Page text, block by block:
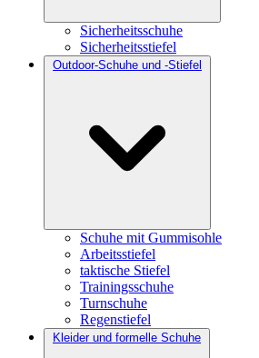
Sicherheitsschuhe
Sicherheitsstiefel
Outdoor-Schuhe und -Stiefel
Schuhe mit Gummisohle
Arbeitsstiefel
taktische Stiefel
Trainingsschuhe
Turnschuhe
Regenstiefel
Kleider und formelle Schuhe